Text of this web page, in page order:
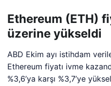
Ethereum (ETH)
üzerine yükseldi
ABD Ekim ayı istihdam
Ethereum fiyatı ivme
%3,6’ya karşı %3,7’ye